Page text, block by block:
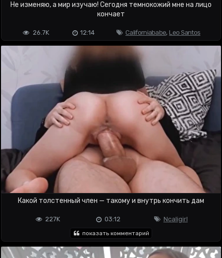
Не изменяю, а мир изучаю! Сегодня темнокожий мне на лицо
кончает
Californiababe, Leo Santos
12:14
26.7K
Какой толстенный член — такому и внутрь кончить дам
Ncaligirl
03:12
227K
показать комментарий